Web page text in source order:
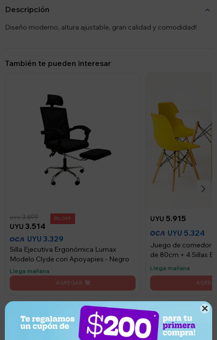

Descripción
Diseño moderno, altura ajustable, gran calidad y comodidad!
También te pueden interesar
UYU 3.514
UYU3.699 5
UYU 3.329
Silla Ejecutiva Ergonómica Lumax
Modelo Clyde con Apoyapies - Negro
Llega mañana
UYU 5.915
UYU 5.324
Juego de comedor
de 80cm + 4 Sillas
Amarillo/Blanco
Llega mañana